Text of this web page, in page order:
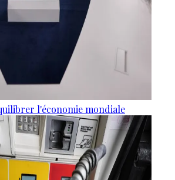
l'économie mondiale